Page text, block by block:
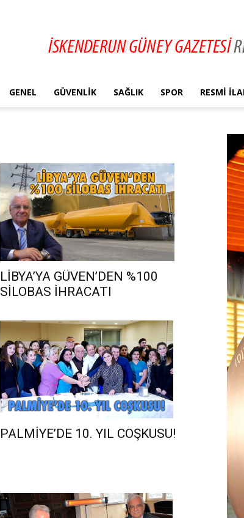
GENEL GÜVENLIK SAĞLIK SPOR RESMI
LİBYA’YA GÜVEN’DEN %100
SİLOBAS İHRACATI
PALMİYE’DE 10. YIL COŞKUSU!